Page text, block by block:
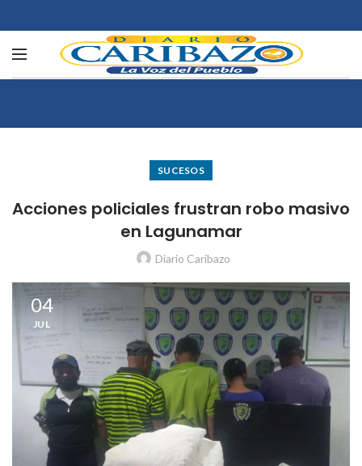
SUCESOS
Acciones policiales frustran robo masivo
en Lagunamar
Diario Caribazo
04
JUL